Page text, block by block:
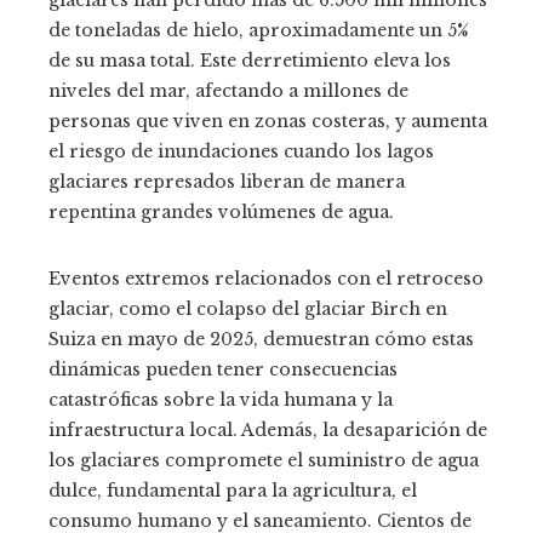
de toneladas de hielo, aproximadamente un 5%
de su masa total. Este derretimiento eleva los
niveles del mar, afectando a millones de
personas que viven en zonas costeras, y aumenta
el riesgo de inundaciones cuando los lagos
glaciares represados liberan de manera
repentina grandes volúmenes de agua.
Eventos extremos relacionados con el retroceso
glaciar, como el colapso del glaciar Birch en
Suiza en mayo de 2025, demuestran cómo estas
dinámicas pueden tener consecuencias
catastróficas sobre la vida humana y la
infraestructura local. Además, la desaparición de
los glaciares compromete el suministro de agua
dulce, fundamental para la agricultura, el
consumo humano y el saneamiento. Cientos de